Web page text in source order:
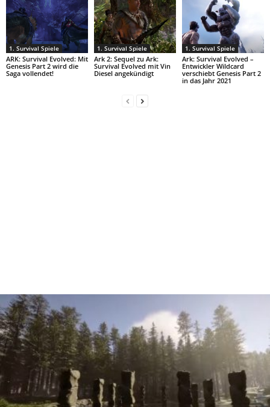
1. Survival Spiele
ARK: Survival Evolved: Mit
Genesis Part 2 wird die
Saga vollendet!
1. Survival Spiele
Ark 2: Sequel zu Ark:
Survival Evolved mit Vin
Diesel angekündigt
1. Survival Spiele
Ark: Survival Evolved –
Entwickler Wildcard
verschiebt Genesis Part 2
in das Jahr 2021